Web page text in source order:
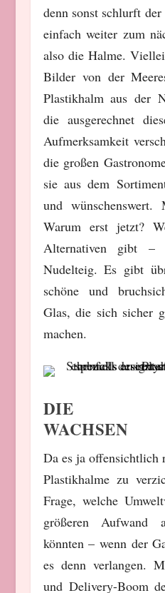
denn sonst schlurft
einfach weiter zum
also die Halme.
Bilder von der
Plastikhalm aus der
die ausgerechnet
Aufmerksamkeit
die großen
sie aus dem
und
Warum erst jetzt?
Alternativen gibt –
Nudelteig. Es gibt
schöne und
Glas, die sich sicher
machen.
DIE
WACHSEN
Da es ja
Plastikhalme zu
Frage, welche
größeren Aufwand
könnten – wenn der
es denn verlangen.
und Delivery-Boom